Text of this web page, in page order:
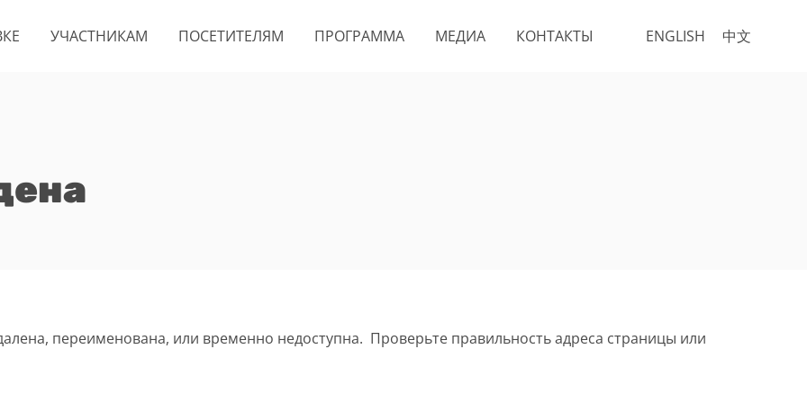
ENGLISH 中文
УЧАСТНИКАМ ПОСЕТИТЕЛЯМ ПРОГРАММА МЕДИА КОНТАКТЫ
переименована, или временно недоступна. Проверьте правильность адреса страницы или